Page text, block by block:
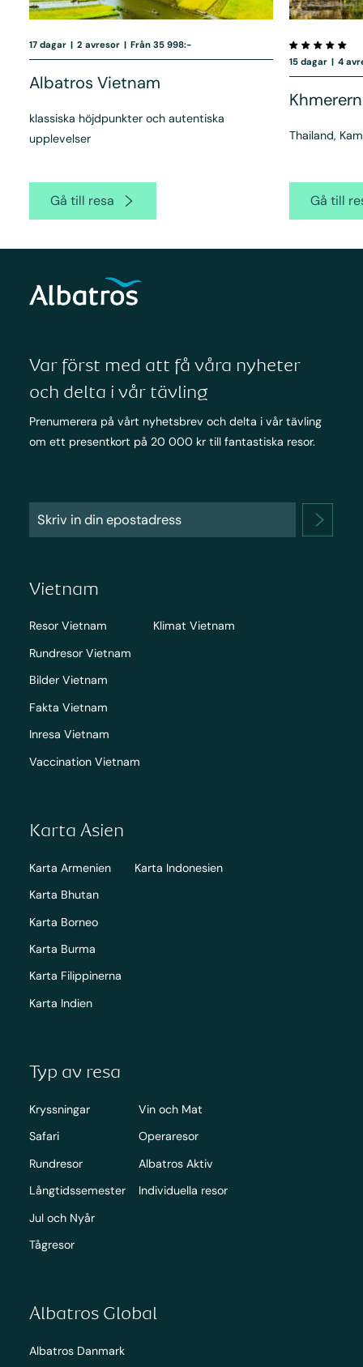
17 dagar | 2 avresor | Från 35 998:-
Albatros Vietnam
klassiska höjdpunkter och autentiska
upplevelser
Gå till resa
15 dagar | 4
Thailand,
Gå till
Var först med att få våra nyheter
och delta i vår tävling
Prenumerera på vårt nyhetsbrev och delta i vår tävling
om ett presentkort på 20 000 kr till fantastiska resor.
Vietnam
Resor Vietnam
Rundresor Vietnam
Bilder Vietnam
Fakta Vietnam
Inresa Vietnam
Vaccination Vietnam
Klimat Vietnam
Karta Asien
Karta Armenien
Karta Bhutan
Karta Borneo
Karta Burma
Karta Filippinerna
Karta Indien
Karta Indonesien
Typ av resa
Kryssningar
Safari
Rundresor
Långtidssemester
Jul och Nyår
Tågresor
Vin och Mat
Operaresor
Albatros Aktiv
Individuella resor
Albatros Global
Albatros Danmark